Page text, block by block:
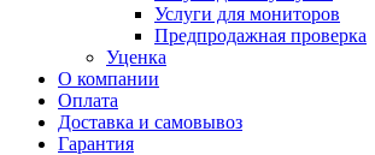
Услуги для мониторов
Предпродажная проверка
Уценка
О компании
Оплата
Доставка и самовывоз
Гарантия